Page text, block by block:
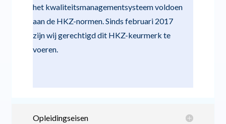
het kwaliteitsmanagementsysteem voldoen
aan de HKZ-normen. Sinds februari 2017
zijn wij gerechtigd dit HKZ-keurmerk te
voeren.
Opleidingseisen